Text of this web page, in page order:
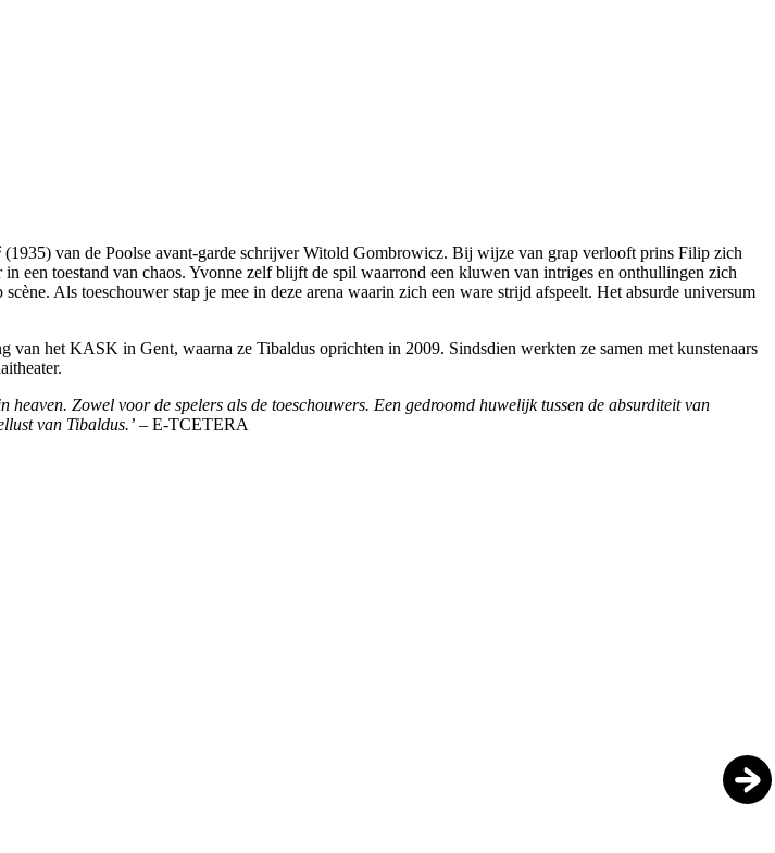
(1935) van de Poolse avant-garde schrijver Witold Gombrowicz. Bij wijze van grap verlooft prins Filip zich
toestand van chaos. Yvonne zelf blijft de spil waarrond een kluwen van intriges en onthullingen zich
Als toeschouwer stap je mee in deze arena waarin zich een ware strijd afspeelt. Het absurde universum
het KASK in Gent, waarna ze Tibaldus oprichten in 2009. Sindsdien werkten ze samen met kunstenaars
heaven. Zowel voor de spelers als de toeschouwers. Een gedroomd huwelijk tussen de absurditeit van
van Tibaldus.’ – E-TCETERA